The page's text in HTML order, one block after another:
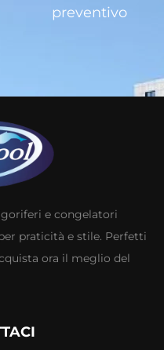
preventivo
e congelatori
praticità e stile. Perfetti
ora il meglio del